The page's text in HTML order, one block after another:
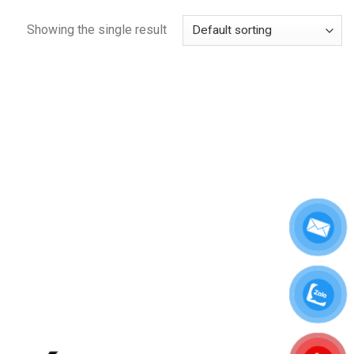
Showing the single result